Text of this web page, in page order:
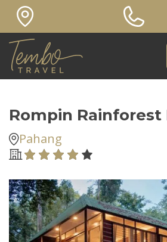
Rompin Rainforest
Pahang